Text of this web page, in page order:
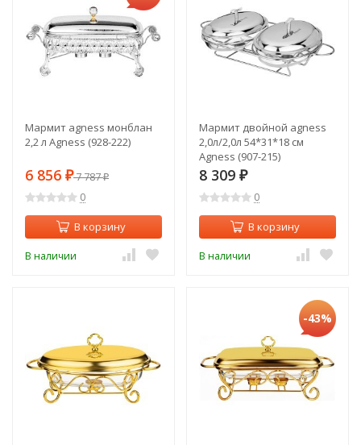
Мармит agness монблан
2,2 л Agness (928-222)
6 856 ₽7 787₽
0
В корзину
В наличии
Мармит двойной agness
2,0л/2,0л 54*31*18 см
Agness (907-215)
8 309 ₽
0
В корзину
В наличии
-43%